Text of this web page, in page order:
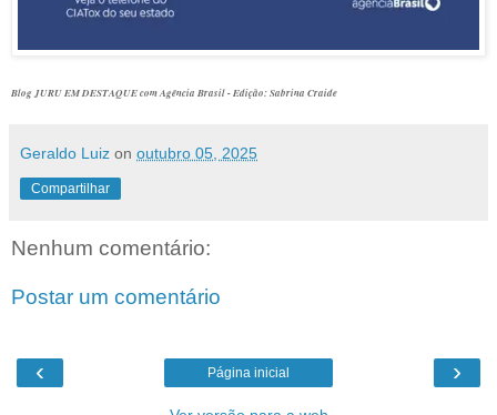
Blog JURU EM DESTAQUE com Agência Brasil - Edição: Sabrina Craide
Geraldo Luiz on outubro 05, 2025
Compartilhar
Nenhum comentário:
Postar um comentário
‹ ›
Página inicial